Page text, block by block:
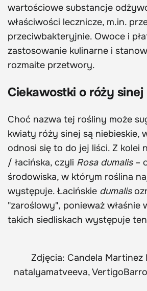
wartościowe substancje
właściwości lecznicze, m.in.
przeciwbakteryjnie. Owoce i
zastosowanie kulinarne i
rozmaite przetwory.
Ciekawostki o róży sinej
Choć nazwa tej rośliny może
kwiaty róży sinej są niebieskie,
odnosi się to do jej liści. Z kolei
/ łacińska, czyli Rosa dumalis–
środowiska, w którym roślina
występuje. Łacińskie dumalis
"zaroślowy", ponieważ właśnie
takich siedliskach występuje
Zdjęcia: Candela
natalyamatveeva,